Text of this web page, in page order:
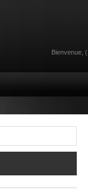
Bienvenue, (